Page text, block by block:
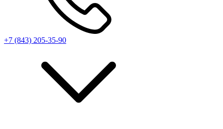
+7 (843) 205-35-90